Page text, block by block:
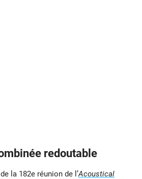
redoutable
la 182e réunion de l’Acoustical